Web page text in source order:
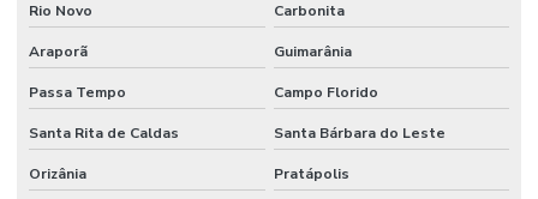
Rio Novo Carbonita
Araporã Guimarânia
Passa Tempo Campo Florido
Santa Rita de Caldas Santa Bárbara do Leste
Orizânia Pratápolis